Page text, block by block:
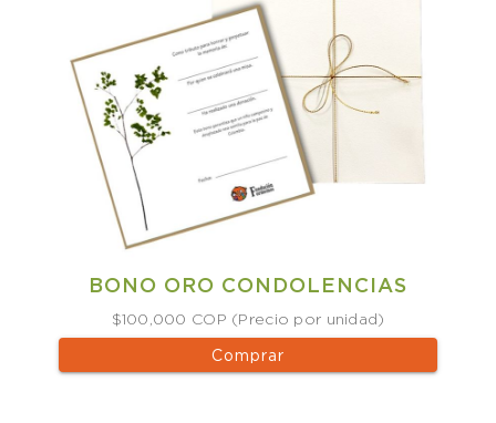
BONO ORO CONDOLENCIAS
$100,000 COP (Precio por unidad)
Comprar